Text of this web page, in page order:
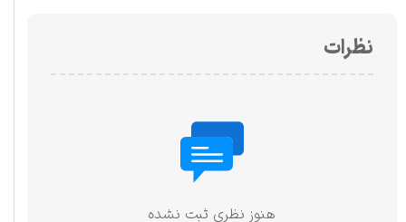
نظرات
هنوز نظری ثبت نشده